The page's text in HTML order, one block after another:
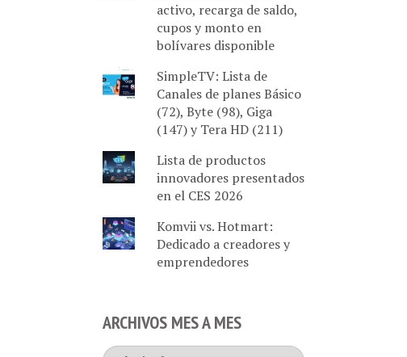
activo, recarga de saldo,
cupos y monto en
bolívares disponible
SimpleTV: Lista de
Canales de planes Básico
(72), Byte (98), Giga
(147) y Tera HD (211)
Lista de productos
innovadores presentados
en el CES 2026
Komvii vs. Hotmart:
Dedicado a creadores y
emprendedores
ARCHIVOS MES A MES
Archivos